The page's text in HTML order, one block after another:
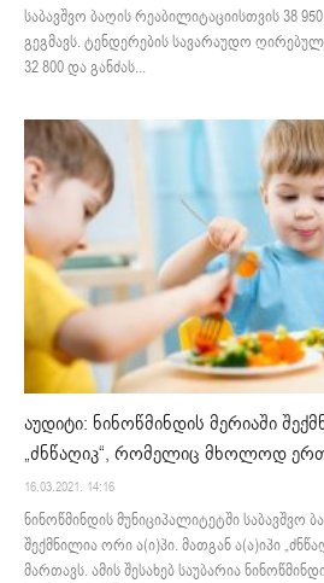
საბავშვო ბაღის რეაბილიტაციისთვის 38
გეგმავს. ტენდერების სავარაუდო
32 800 და განძას...
აუდიტი: ნინოწმინდის მერიაში
„ძნწაღიკ“, რომელიც მხოლოდ
16.03.2021. 14:16
ნინოწმინდის მუნიციპალიტეტში საბავშვო
შექმნილია ორი ა(ი)პი. მათგან ა(ა)იპი
მართავს. ამის შესახებ საუბარია